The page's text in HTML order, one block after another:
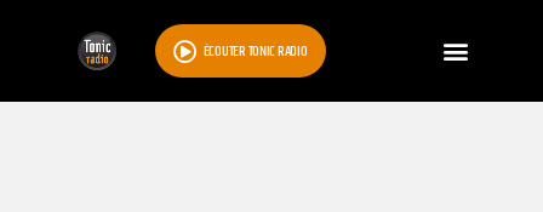
ÉCOUTER TONIC RADIO